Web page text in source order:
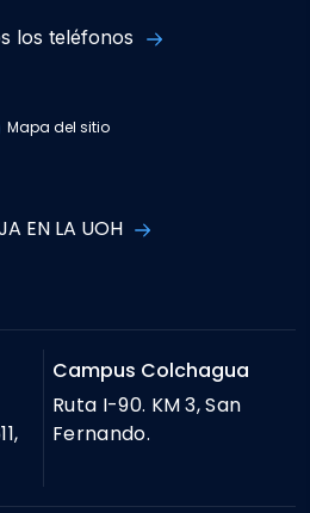
los teléfonos
Mapa del sitio
EN LA UOH
Campus Colchagua
Ruta I-90. KM 3, San
Fernando.